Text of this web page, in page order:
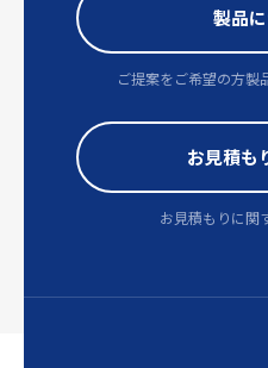
製品
ご提案をご希望の方製
お見積も
お見積もりに関